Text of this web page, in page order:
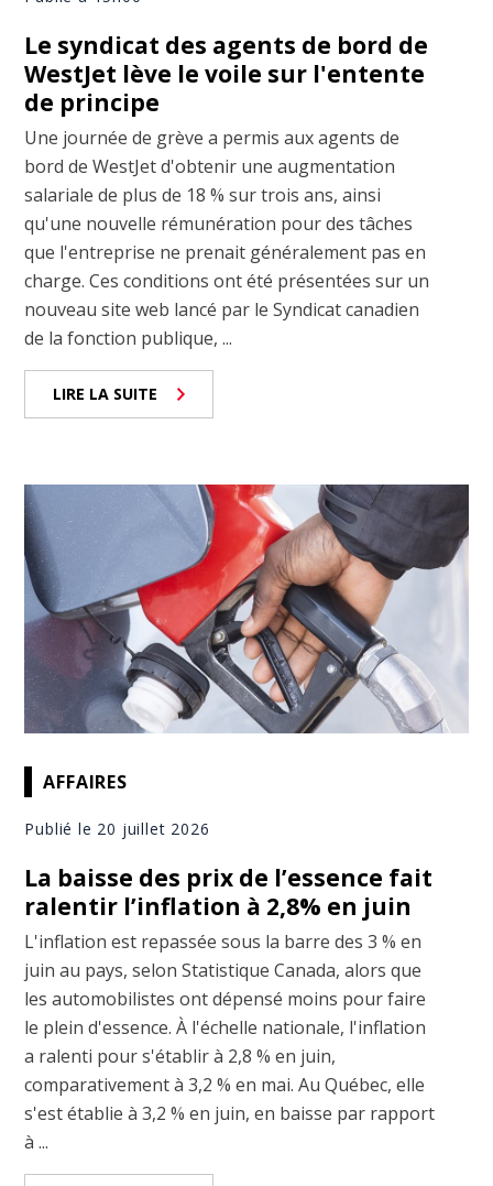
Le syndicat des agents de bord de
WestJet lève le voile sur l'entente
de principe
Une journée de grève a permis aux agents de
bord de WestJet d'obtenir une augmentation
salariale de plus de 18 % sur trois ans, ainsi
qu'une nouvelle rémunération pour des tâches
que l'entreprise ne prenait généralement pas en
charge. Ces conditions ont été présentées sur un
nouveau site web lancé par le Syndicat canadien
de la fonction publique, ...
LIRE LA SUITE
AFFAIRES
Publié le 20 juillet 2026
La baisse des prix de l’essence fait
ralentir l’inflation à 2,8% en juin
L'inflation est repassée sous la barre des 3 % en
juin au pays, selon Statistique Canada, alors que
les automobilistes ont dépensé moins pour faire
le plein d'essence. À l'échelle nationale, l'inflation
a ralenti pour s'établir à 2,8 % en juin,
comparativement à 3,2 % en mai. Au Québec, elle
s'est établie à 3,2 % en juin, en baisse par rapport
à ...